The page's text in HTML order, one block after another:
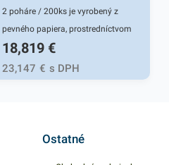
2 poháre / 200ks je vyrobený z
pevného papiera, prostredníctvom
ktorého je praktickým
pomocníkom pri prenose rôznych
nápojov. Taktiež má skvelé
držiak je stohovateľný, vhodný na
18,819 €
23,147 € s DPH
Ostatné